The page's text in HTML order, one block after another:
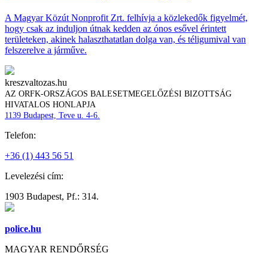
A Magyar Közút Nonprofit Zrt. felhívja a közlekedők figyelmét,
hogy csak az induljon útnak kedden az ónos esővel érintett
területeken, akinek halaszthatatlan dolga van, és téligumival van
felszerelve a járműve.
kreszvaltozas.hu
AZ ORFK-ORSZÁGOS BALESETMEGELŐZÉSI BIZOTTSÁG
HIVATALOS HONLAPJA
1139 Budapest, Teve u. 4-6.
Telefon:
+36 (1) 443 56 51
Levelezési cím:
1903 Budapest, Pf.: 314.
police.hu
MAGYAR RENDŐRSÉG